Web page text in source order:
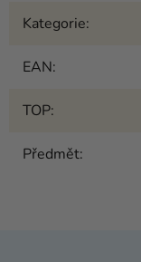
Kategorie:
EAN:
TOP:
Předmět: